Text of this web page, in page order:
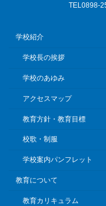
TEL0898-
学校紹介
学校長の挨拶
学校のあゆみ
アクセスマップ
教育方針・教育目標
校歌・制服
学校案内パンフレット
教育について
教育カリキュラム